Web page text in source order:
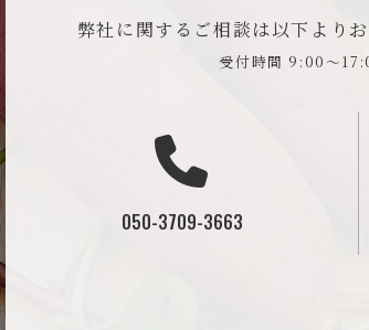
弊社に関するご相談は以下より
受付時間 9:00～
050-3709-3663